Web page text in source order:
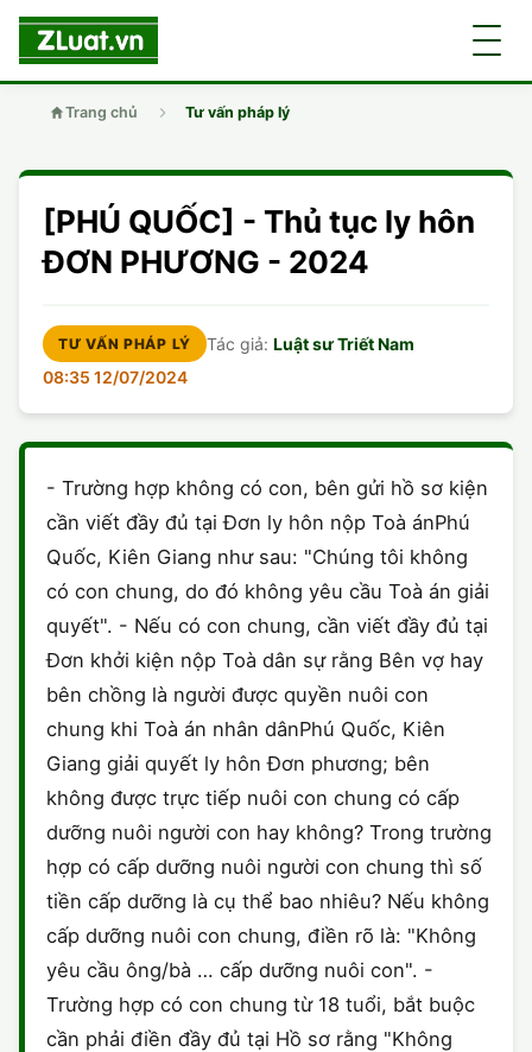
LUẬT SƯ
TUYỂN DỤNG
DÂN SỰ
ĐẤT ĐAI
HÌNH SỰ
HÔN NHÂN VÀ GIA ĐÌNH
LAO ĐỘNG
SỞ HỮU TRÍ TUỆ
THUẾ - BẢO HIỂM
DỊCH VỤ
ĐẤT ĐAI
GIẤY PHÉP CON
HÀNH CHÍNH
HÌNH SỰ
HÔN NHÂN - GIA ĐÌNH
LAO ĐỘNG
SỞ HỮU TRÍ TUỆ
THỪA KẾ - DI CHÚC
THUẾ VÀ KẾ TOÁN
SOẠN ĐƠN
DI CHÚC
VISA
ĐĂNG KÝ XE
HÀNH CHÍNH
DOANH NGHIỆP
HỘ KINH DOANH
SỞ HỮU TRÍ TUỆ
LÝ LỊCH TƯ PHÁP
TRÍCH LỤC HỘ TỊCH
CÔNG BỐ SẢN PHẨM
GIẤY PHÉP LAO ĐỘNG
DÂN SỰ
ĐẤT ĐAI
HÌNH SỰ
HỢP ĐỒNG
LY HÔN
MẪU KHÁC
TỐ TỤNG
Trang chủ Tư vấn pháp lý
[PHÚ QUỐC] - Thủ tục ly hôn
ĐƠN PHƯƠNG - 2024
TƯ VẤN PHÁP LÝ Tác giả:Luật sư Triết Nam
08:35 12/07/2024
- Trường hợp không có con, bên gửi hồ sơ kiện
cần viết đầy đủ tại Đơn ly hôn nộp Toà ánPhú
Quốc, Kiên Giang như sau: "Chúng tôi không
có con chung, do đó không yêu cầu Toà án giải
quyết". - Nếu có con chung, cần viết đầy đủ tại
Đơn khởi kiện nộp Toà dân sự rằng Bên vợ hay
bên chồng là người được quyền nuôi con
chung khi Toà án nhân dânPhú Quốc, Kiên
Giang giải quyết ly hôn Đơn phương; bên
không được trực tiếp nuôi con chung có cấp
dưỡng nuôi người con hay không? Trong trường
hợp có cấp dưỡng nuôi người con chung thì số
tiền cấp dưỡng là cụ thể bao nhiêu? Nếu không
cấp dưỡng nuôi con chung, điền rõ là: "Không
yêu cầu ông/bà … cấp dưỡng nuôi con". -
Trường hợp có con chung từ 18 tuổi, bắt buộc
cần phải điền đầy đủ tại Hồ sơ rằng "Không